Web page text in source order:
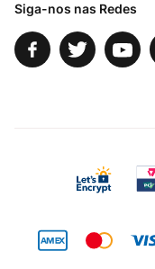
Siga-nos nas Redes